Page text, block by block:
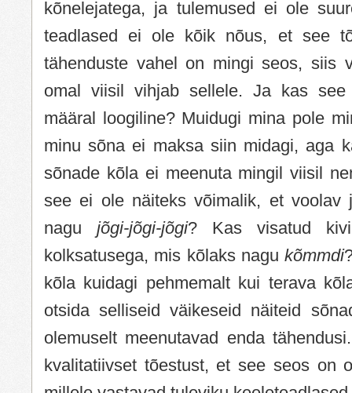
kõnelejatega, ja tulemused ei ole
teadlased ei ole kõik nõus, et see
tähenduste vahel on mingi seos, siis
omal viisil vihjab sellele. Ja kas
määral loogiline? Muidugi mina pole
minu sõna ei maksa siin midagi, aga
sõnade kõla ei meenuta mingil viisil
see ei ole näiteks võimalik, et voolav
nagu jõgi-jõgi-jõgi? Kas visatud
kolksatusega, mis kõlaks nagukõmmdi
kõla kuidagi pehmemalt kui terava
otsida selliseid väikeseid näiteid
olemuselt meenutavad enda
kvalitatiivset tõestust, et see seos on